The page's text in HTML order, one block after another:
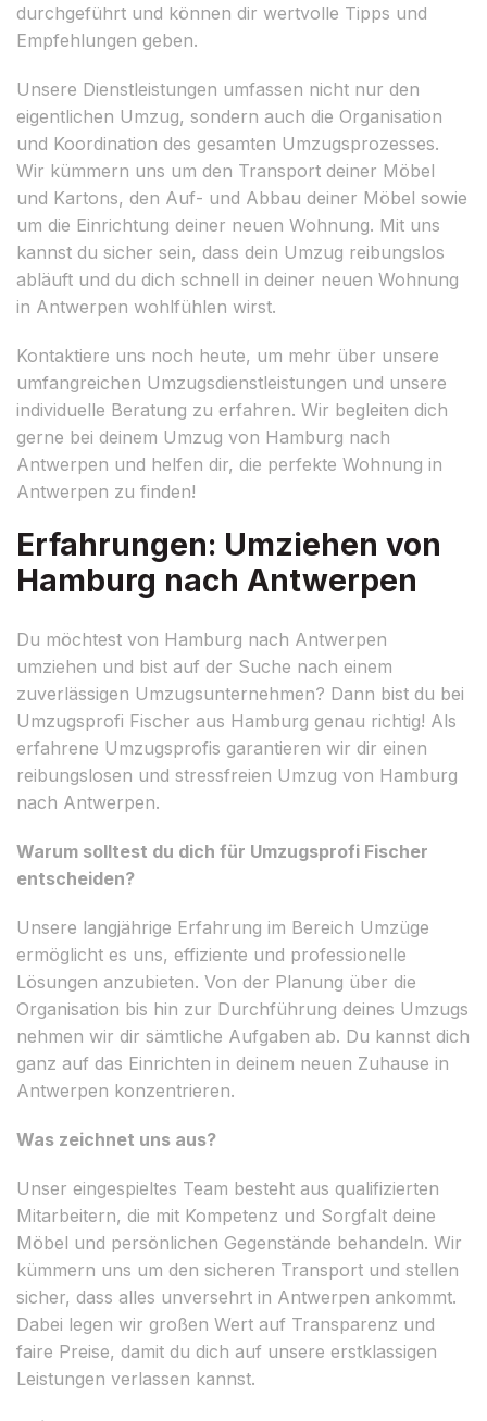
durchgeführt und können dir wertvolle Tipps und
Empfehlungen geben.
Unsere Dienstleistungen umfassen nicht nur den
eigentlichen Umzug, sondern auch die Organisation
und Koordination des gesamten Umzugsprozesses.
Wir kümmern uns um den Transport deiner Möbel
und Kartons, den Auf- und Abbau deiner Möbel sowie
um die Einrichtung deiner neuen Wohnung. Mit uns
kannst du sicher sein, dass dein Umzug reibungslos
abläuft und du dich schnell in deiner neuen Wohnung
in Antwerpen wohlfühlen wirst.
Kontaktiere uns noch heute, um mehr über unsere
umfangreichen Umzugsdienstleistungen und unsere
individuelle Beratung zu erfahren. Wir begleiten dich
gerne bei deinem Umzug von Hamburg nach
Antwerpen und helfen dir, die perfekte Wohnung in
Antwerpen zu finden!
Erfahrungen: Umziehen von
Hamburg nach Antwerpen
Du möchtest von Hamburg nach Antwerpen
umziehen und bist auf der Suche nach einem
zuverlässigen Umzugsunternehmen? Dann bist du bei
Umzugsprofi Fischer aus Hamburg genau richtig! Als
erfahrene Umzugsprofis garantieren wir dir einen
reibungslosen und stressfreien Umzug von Hamburg
nach Antwerpen.
Warum solltest du dich für Umzugsprofi Fischer
entscheiden?
Unsere langjährige Erfahrung im Bereich Umzüge
ermöglicht es uns, effiziente und professionelle
Lösungen anzubieten. Von der Planung über die
Organisation bis hin zur Durchführung deines Umzugs
nehmen wir dir sämtliche Aufgaben ab. Du kannst dich
ganz auf das Einrichten in deinem neuen Zuhause in
Antwerpen konzentrieren.
Was zeichnet uns aus?
Unser eingespieltes Team besteht aus qualifizierten
Mitarbeitern, die mit Kompetenz und Sorgfalt deine
Möbel und persönlichen Gegenstände behandeln. Wir
kümmern uns um den sicheren Transport und stellen
sicher, dass alles unversehrt in Antwerpen ankommt.
Dabei legen wir großen Wert auf Transparenz und
faire Preise, damit du dich auf unsere erstklassigen
Leistungen verlassen kannst.